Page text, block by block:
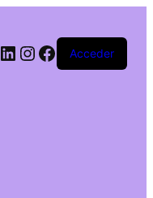
LinkedIn
Instagram
Facebook
Acceder